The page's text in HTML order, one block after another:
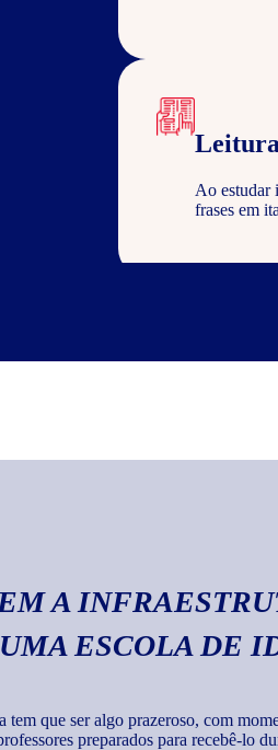
Leitura
Ao estudar
frases em
Escrita
A
ESCOLA DE
que ser algo prazeroso, com
preparados para recebê-lo